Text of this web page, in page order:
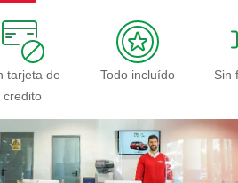
tarjeta de
credito
Todo incluído Sin